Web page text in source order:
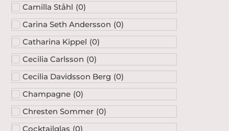
Camilla Ståhl (0)
Carina Seth Andersson (0)
Catharina Kippel (0)
Cecilia Carlsson (0)
Cecilia Davidsson Berg (0)
Champagne (0)
Chresten Sommer (0)
Cocktailglas (0)